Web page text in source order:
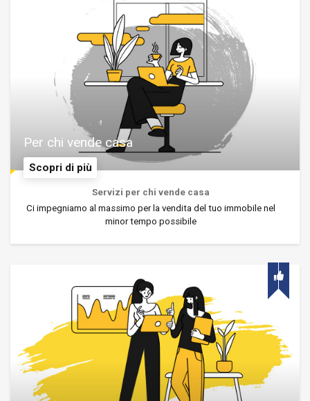
Scopri di più
Per chi vende casa
Servizi per chi vende casa
Ci impegniamo al massimo per la vendita del tuo immobile nel
minor tempo possibile